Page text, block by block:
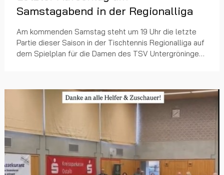
Samstagabend in der Regionalliga
Am kommenden Samstag steht um 19 Uhr die letzte
Partie dieser Saison in der Tischtennis Regionalliga auf
dem Spielplan für die Damen des TSV Untergröningen.